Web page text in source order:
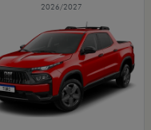
2026/2027